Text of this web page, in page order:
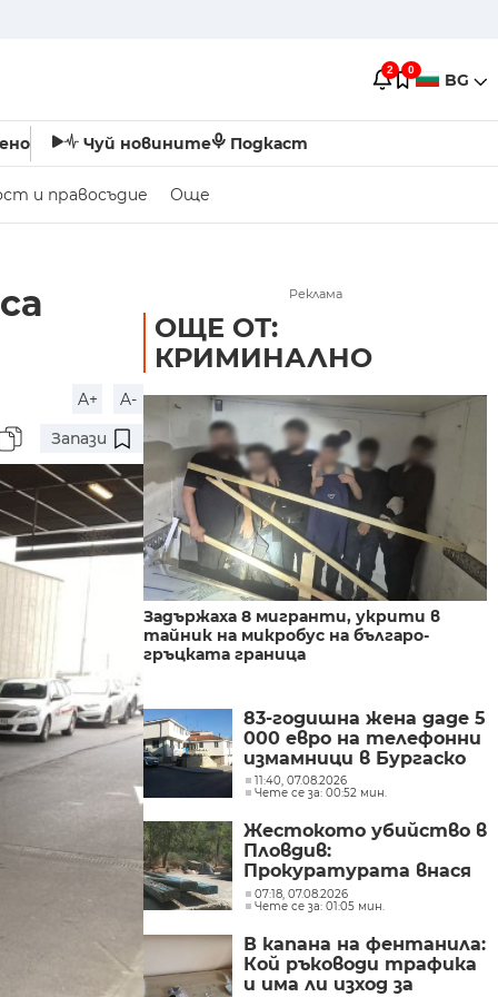
2 0 BG
Чуй новините Подкаст
и правосъдие Още
A+
A-
Запази
Реклама
ОЩЕ ОТ:
КРИМИНАЛНО
Задържаха 8 мигранти, укрити в
тайник на микробус на българо-
гръцката граница
83-годишна жена даде 5
000 евро на телефонни
измамници в Бургаско
11:40, 07.08.2026
Чете се за: 00:52 мин.
Жестокото убийство в
Пловдив:
Прокуратурата внася
искане за „задържане
под стража“
07:18, 07.08.2026
Чете се за: 01:05 мин.
В капана на фентанила:
Кой ръководи трафика
и има ли изход за